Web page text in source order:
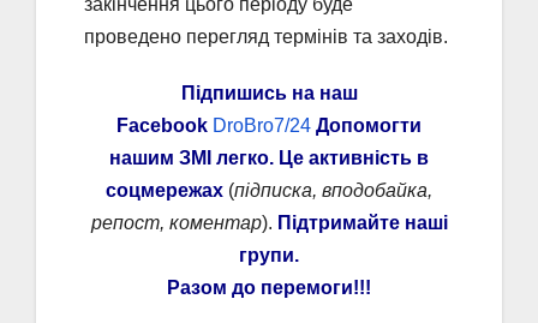
проведено перегляд термінів та заходів.
Підпишись на наш
Facebook DroBro7/24 Допомогти
нашим ЗМІ легко. Це активність в
соцмережах (підписка, вподобайка,
репост, коментар). Підтримайте наші
групи.
Разом до перемоги!!!